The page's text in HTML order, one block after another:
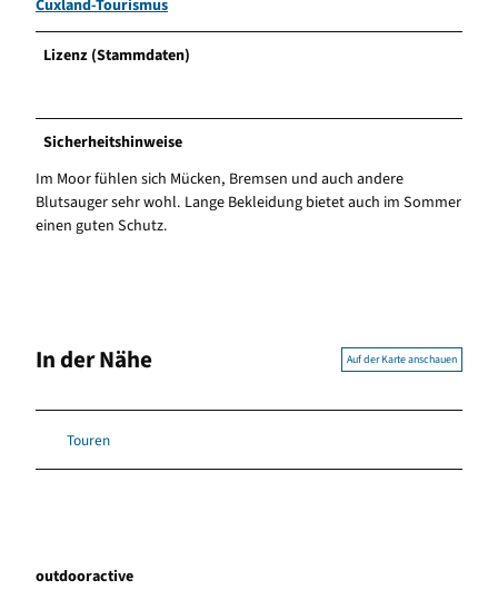
Cuxland-Tourismus
Lizenz (Stammdaten)
Sicherheitshinweise
Im Moor fühlen sich Mücken, Bremsen und auch andere
Blutsauger sehr wohl. Lange Bekleidung bietet auch im Sommer
einen guten Schutz.
In der Nähe Auf der Karte anschauen
Touren
outdooractive